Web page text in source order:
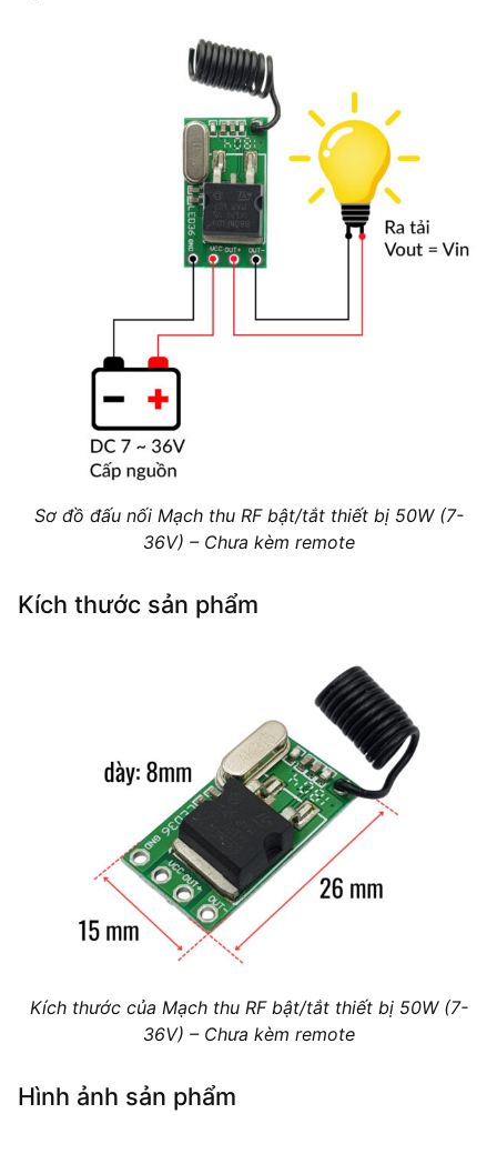
Sơ đồ đấu nối Mạch thu RF bật/tắt thiết bị 50W (7-
36V) – Chưa kèm remote
Kích thước sản phẩm
Kích thước của Mạch thu RF bật/tắt thiết bị 50W (7-
36V) – Chưa kèm remote
Hình ảnh sản phẩm